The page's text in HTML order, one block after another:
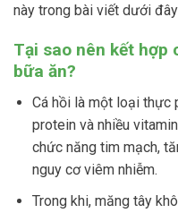
này trong bài viết dưới
Tại sao nên kết hợp
bữa ăn?
Cá hồi là một loại thực
protein và nhiều
chức năng tim mạch,
nguy cơ viêm nhiễm.
Trong khi, măng tây